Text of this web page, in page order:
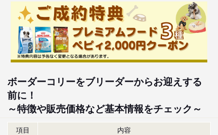
ボーダーコリーをブリーダーからお迎えする
前に！
～特徴や販売価格など基本情報をチェック～
項目
内容